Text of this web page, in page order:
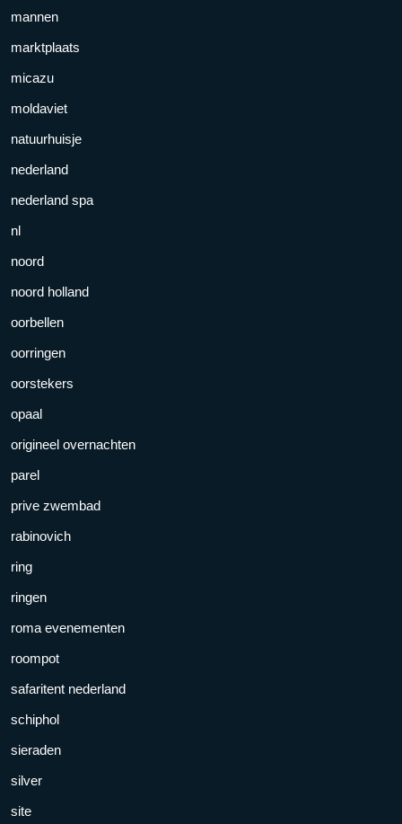
mannen
marktplaats
micazu
moldaviet
natuurhuisje
nederland
nederland spa
nl
noord
noord holland
oorbellen
oorringen
oorstekers
opaal
origineel overnachten
parel
prive zwembad
rabinovich
ring
ringen
roma evenementen
roompot
safaritent nederland
schiphol
sieraden
silver
site